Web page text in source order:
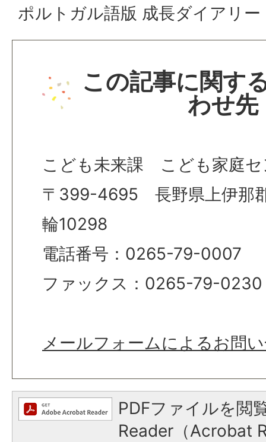
ポルトガル語版 成長ダイアリー
この記事に関す
わせ先
こども未来課 こども家庭セ
〒399-4695 長野県上伊那
輪10298
電話番号：0265-79-0007
ファックス：0265-79-0230
メールフォームによるお問
PDFファイルを閲
Reader（Acrobat